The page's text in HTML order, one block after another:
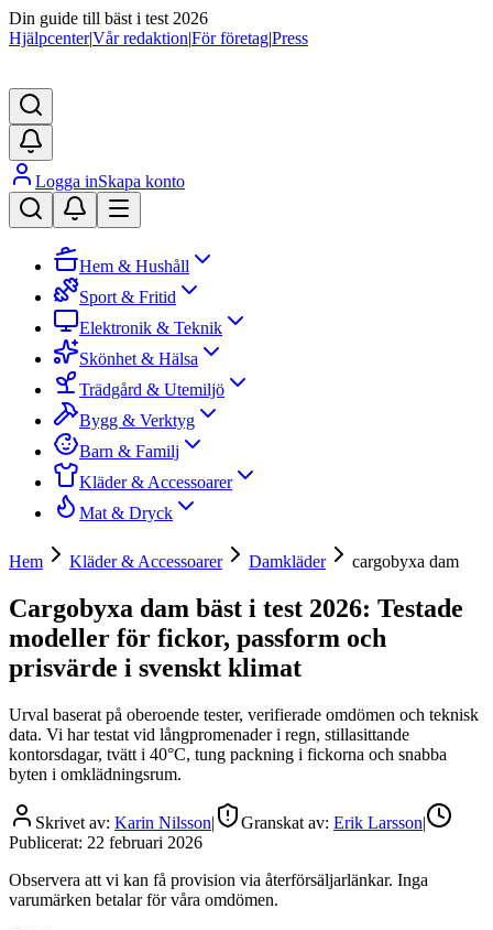
Din guide till bäst i test 2026
Hjälpcenter|Vår redaktion|För företag|Press
Logga inSkapa konto
Hem & Hushåll
Sport & Fritid
Elektronik & Teknik
Skönhet & Hälsa
Trädgård & Utemiljö
Bygg & Verktyg
Barn & Familj
Kläder & Accessoarer
Mat & Dryck
Hem Kläder & Accessoarer Damkläder cargobyxa dam
Cargobyxa dam bäst i test 2026: Testade
modeller för fickor, passform och
prisvärde i svenskt klimat
Urval baserat på oberoende tester, verifierade omdömen och teknisk
data. Vi har testat vid långpromenader i regn, stillasittande
kontorsdagar, tvätt i 40°C, tung packning i fickorna och snabba
byten i omklädningsrum.
Skrivet av: Karin Nilsson| Granskat av: Erik Larsson|
Publicerat: 22 februari 2026
Observera att vi kan få provision via återförsäljarlänkar. Inga
varumärken betalar för våra omdömen.